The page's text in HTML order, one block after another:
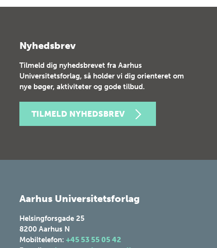
Nyhedsbrev
Tilmeld dig nyhedsbrevet fra Aarhus
Universitetsforlag, så holder vi dig orienteret om
nye bøger, aktiviteter og gode tilbud.
TILMELD NYHEDSBREV
Aarhus Universitetsforlag
Helsingforsgade 25
8200 Aarhus N
Mobiltelefon: +45 53 55 05 42